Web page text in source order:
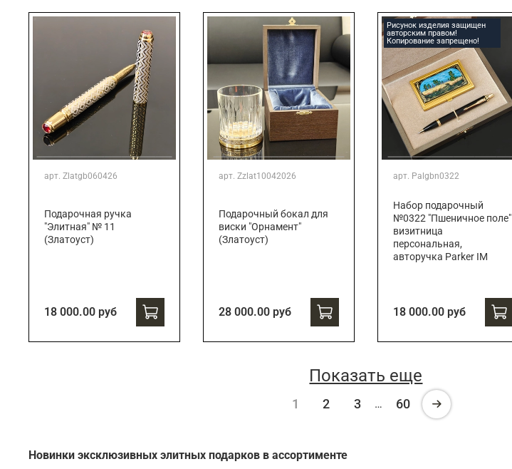
арт. Zlatgb060426
Подарочная ручка
"Элитная" № 11
(Златоуст)
18 000.00 руб
арт. Zzlat10042026
Подарочный бокал для
виски "Орнамент"
(Златоуст)
28 000.00 руб
Рисунок изделия защищен
авторским правом!
Копирование запрещено!
арт. Palgbn0322
Набор подарочный
№0322 "Пшеничное поле"
визитница
персональная,
авторучка Parker IM
18 000.00 руб
Показать еще
1 2 3 … 60
Новинки эксклюзивных элитных подарков в ассортименте